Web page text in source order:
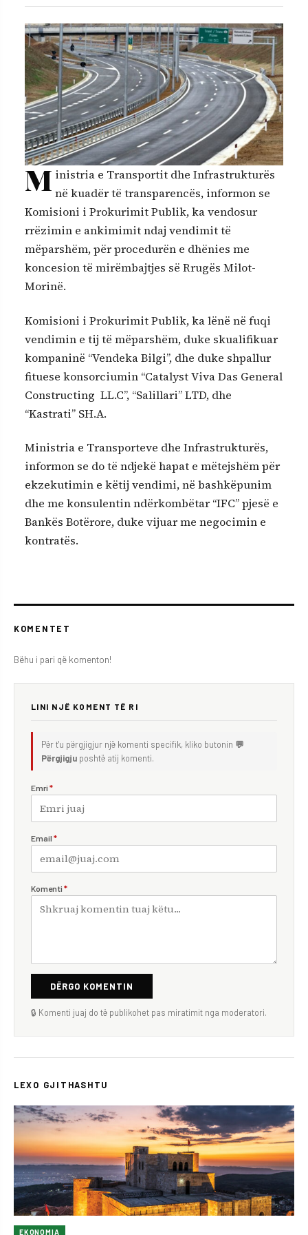
M inistria e Transportit dhe Infrastrukturës
në kuadër të transparencës, informon se
Komisioni i Prokurimit Publik, ka vendosur
rrëzimin e ankimimit ndaj vendimit të
mëparshëm, për procedurën e dhënies me
koncesion të mirëmbajtjes së Rrugës Milot-
Morinë.
Komisioni i Prokurimit Publik, ka lënë në fuqi
vendimin e tij të mëparshëm, duke skualifikuar
kompaninë “Vendeka Bilgi”, dhe duke shpallur
fituese konsorciumin “Catalyst Viva Das General
Constructing LL.C”, “Salillari” LTD, dhe
“Kastrati” SH.A.
Ministria e Transporteve dhe Infrastrukturës,
informon se do të ndjekë hapat e mëtejshëm për
ekzekutimin e këtij vendimi, në bashkëpunim
dhe me konsulentin ndërkombëtar “IFC” pjesë e
Bankës Botërore, duke vijuar me negocimin e
kontratës.
KOMENTET
Bëhu i pari që komenton!
LINI NJË KOMENT TË RI
Për t'u përgjigjur një komenti specifik, kliko butonin 💬
Përgjigju poshtë atij komenti.
Emri *
Email *
Komenti *
DËRGO KOMENTIN
🔒 Komenti juaj do të publikohet pas miratimit nga moderatori.
LEXO GJITHASHTU
EKONOMIA